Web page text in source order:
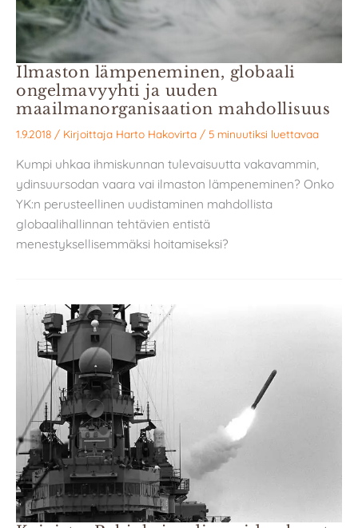
Ilmaston lämpeneminen, globaali
ongelmavyyhti ja uuden
maailmanorganisaation mahdollisuus
1.9.2018 / Kirjoittaja Harto Hakovirta / 5 minuutiksi luettavaa
Kumpi uhkaa ihmiskunnan tulevaisuutta vakavammin,
ydinsuursodan vaara vai ilmaston lämpeneminen? Onko
YK:n perusteellinen uudistaminen mahdollista
globaalihallinnan tehtävien entistä
menestyksellisemmäksi hoitamiseksi?